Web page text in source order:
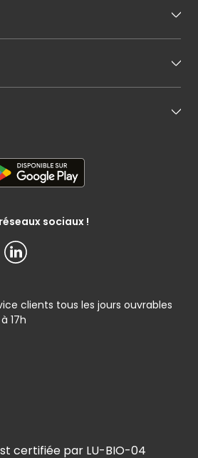
sociaux !
clients tous les jours ouvrables
17h
(PDF)
Site www.cactus.lu
et Caterman (de Schnékert
de garantie
certifiée par LU-BIO-04